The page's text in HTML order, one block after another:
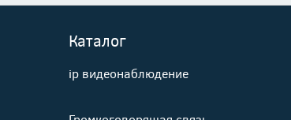
Каталог
ip видеонаблюдение